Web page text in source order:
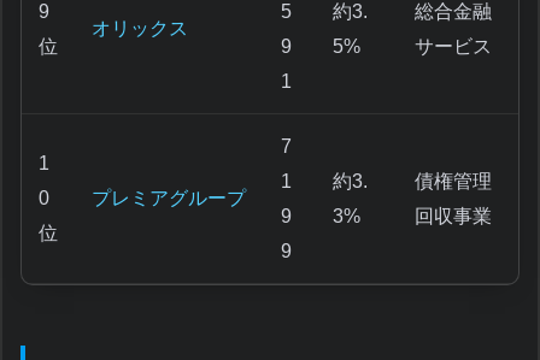
9
位
オリックス
5
9
1
約3.
5%
総合金融
サービス
1
0
位
プレミアグループ
7
1
9
9
約3.
3%
債権管理
回収事業